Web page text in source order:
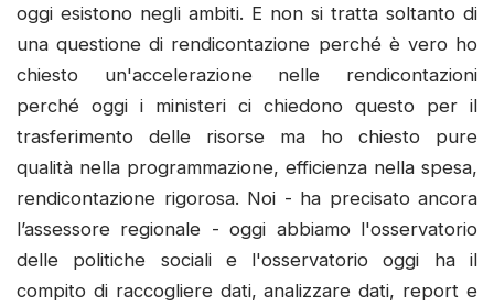
oggi esistono negli ambiti. E non si tratta soltanto di
una questione di rendicontazione perché è vero ho
chiesto un'accelerazione nelle rendicontazioni
perché oggi i ministeri ci chiedono questo per il
trasferimento delle risorse ma ho chiesto pure
qualità nella programmazione, efficienza nella spesa,
rendicontazione rigorosa. Noi - ha precisato ancora
l’assessore regionale - oggi abbiamo l'osservatorio
delle politiche sociali e l'osservatorio oggi ha il
compito di raccogliere dati, analizzare dati, report e